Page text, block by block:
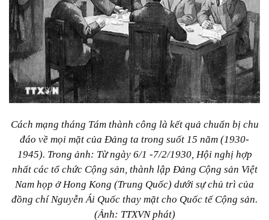
Cách mạng tháng Tám thành công là kết quả chuẩn bị chu
đáo về mọi mặt của Đảng ta trong suốt 15 năm (1930-
1945). Trong ảnh: Từ ngày 6/1 -7/2/1930, Hội nghị hợp
nhất các tổ chức Cộng sản, thành lập Đảng Cộng sản Việt
Nam họp ở Hong Kong (Trung Quốc) dưới sự chủ trì của
đồng chí Nguyễn Ái Quốc thay mặt cho Quốc tế Cộng sản.
(Ảnh: TTXVN phát)